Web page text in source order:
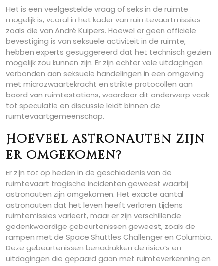
Het is een veelgestelde vraag of seks in de ruimte
mogelijk is, vooral in het kader van ruimtevaartmissies
zoals die van André Kuipers. Hoewel er geen officiële
bevestiging is van seksuele activiteit in de ruimte,
hebben experts gesuggereerd dat het technisch gezien
mogelijk zou kunnen zijn. Er zijn echter vele uitdagingen
verbonden aan seksuele handelingen in een omgeving
met microzwaartekracht en strikte protocollen aan
boord van ruimtestations, waardoor dit onderwerp vaak
tot speculatie en discussie leidt binnen de
ruimtevaartgemeenschap.
Hoeveel astronauten zijn
er omgekomen?
Er zijn tot op heden in de geschiedenis van de
ruimtevaart tragische incidenten geweest waarbij
astronauten zijn omgekomen. Het exacte aantal
astronauten dat het leven heeft verloren tijdens
ruimtemissies varieert, maar er zijn verschillende
gedenkwaardige gebeurtenissen geweest, zoals de
rampen met de Space Shuttles Challenger en Columbia.
Deze gebeurtenissen benadrukken de risico’s en
uitdagingen die gepaard gaan met ruimteverkenning en